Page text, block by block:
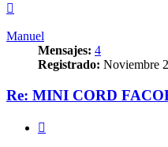
Manuel
Mensajes: 4
Registrado: Noviembre
Re: MINI CORD